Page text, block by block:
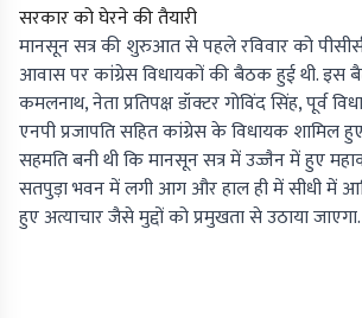
सरकार को घेरने की तैयारी
मानसून सत्र की शुरुआत से पहले रविवार को
आवास पर कांग्रेस विधायकों की बैठक हुई थी. इस
कमलनाथ, नेता प्रतिपक्ष डॉक्टर गोविंद सिंह, पूर्व
एनपी प्रजापति सहित कांग्रेस के विधायक शामिल
सहमति बनी थी कि मानसून सत्र में उज्जैन में हुए
सतपुड़ा भवन में लगी आग और हाल ही में सीधी में
हुए अत्याचार जैसे मुद्दों को प्रमुखता से उठाया जाएगा.